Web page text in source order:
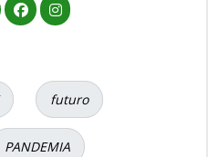
futuro
PANDEMIA